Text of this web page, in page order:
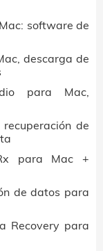
software de
descarga de
para Mac,
de
para Mac +
de datos para
Recovery para